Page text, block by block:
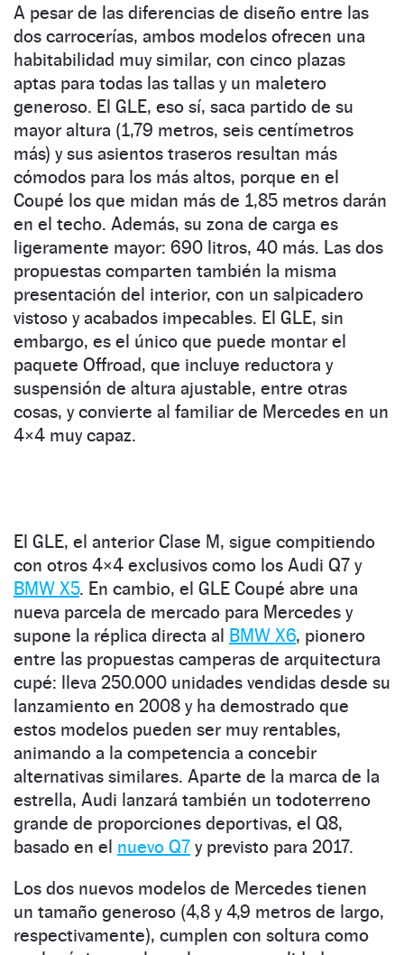
A pesar de las diferencias de diseño entre las
dos carrocerías, ambos modelos ofrecen una
habitabilidad muy similar, con cinco plazas
aptas para todas las tallas y un maletero
generoso. El GLE, eso sí, saca partido de su
mayor altura (1,79 metros, seis centímetros
más) y sus asientos traseros resultan más
cómodos para los más altos, porque en el
Coupé los que midan más de 1,85 metros darán
en el techo. Además, su zona de carga es
ligeramente mayor: 690 litros, 40 más. Las dos
propuestas comparten también la misma
presentación del interior, con un salpicadero
vistoso y acabados impecables. El GLE, sin
embargo, es el único que puede montar el
paquete Offroad, que incluye reductora y
suspensión de altura ajustable, entre otras
cosas, y convierte al familiar de Mercedes en un
4×4 muy capaz.
El GLE, el anterior Clase M, sigue compitiendo
con otros 4×4 exclusivos como los Audi Q7 y
BMW X5. En cambio, el GLE Coupé abre una
nueva parcela de mercado para Mercedes y
supone la réplica directa al BMW X6, pionero
entre las propuestas camperas de arquitectura
cupé: lleva 250.000 unidades vendidas desde su
lanzamiento en 2008 y ha demostrado que
estos modelos pueden ser muy rentables,
animando a la competencia a concebir
alternativas similares. Aparte de la marca de la
estrella, Audi lanzará también un todoterreno
grande de proporciones deportivas, el Q8,
basado en el nuevo Q7 y previsto para 2017.
Los dos nuevos modelos de Mercedes tienen
un tamaño generoso (4,8 y 4,9 metros de largo,
respectivamente), cumplen con soltura como